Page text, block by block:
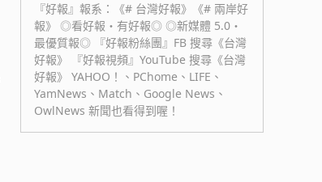
『好報』報系：《# 台灣好報》《# 兩岸好
報》 ◎看好報・有好報◎ ◎新媒體 5.0・
最優質報◎ 『好報粉絲團』FB 搜尋《台灣
好報》 『好報視頻』YouTube 搜尋《台灣
好報》 YAHOO！、PChome、LIFE、
YamNews、Match、Google News、
OwlNews 新聞也看得到喔！